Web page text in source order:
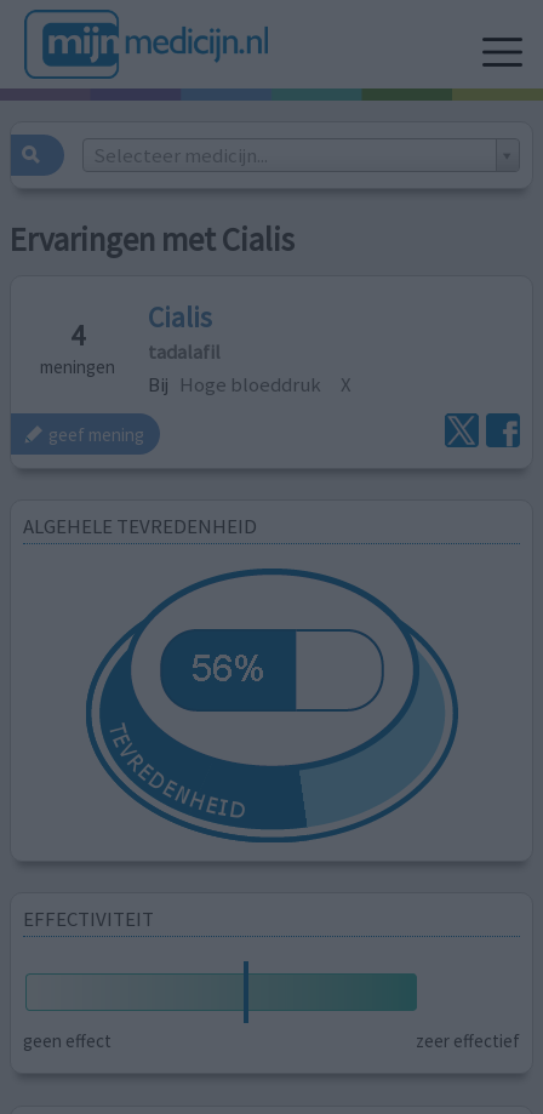
Selecteer medicijn...
Ervaringen met Cialis
4
meningen
Cialis
tadalafil
Bij Hoge bloeddruk X
geef mening
ALGEHELE TEVREDENHEID
EFFECTIVITEIT
geen effect zeer effectief